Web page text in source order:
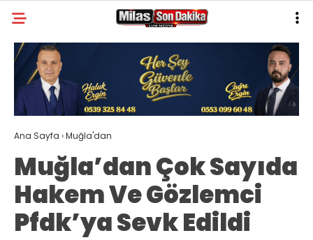
23.4
GALERİ YAZARLAR
MILAS
MUĞLA’DAN
ASAYIŞ
GÜNDEM
EKONOMI
Ana Sayfa ›Muğla'dan
Muğla’dan Çok Sayıda
Hakem Ve Gözlemci
Pfdk’ya Sevk Edildi